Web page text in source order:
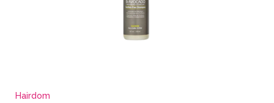
Hairdom